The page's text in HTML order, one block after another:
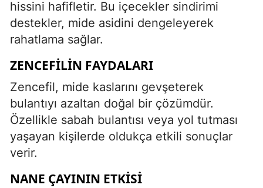
hissini hafifletir. Bu içecekler sindirimi
destekler, mide asidini dengeleyerek
rahatlama sağlar.
ZENCEFILIN FAYDALARI
Zencefil, mide kaslarını gevşeterek
bulantıyı azaltan doğal bir çözümdür.
Özellikle sabah bulantısı veya yol tutması
yaşayan kişilerde oldukça etkili sonuçlar
verir.
NANE ÇAYININ ETKISI